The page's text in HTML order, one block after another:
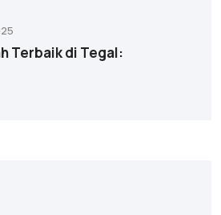
Terbaik di Tegal: